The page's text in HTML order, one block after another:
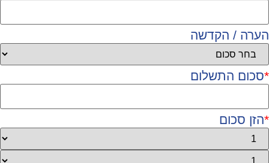
הערה / הקדשה
*סכום התשלום
*הזן סכום